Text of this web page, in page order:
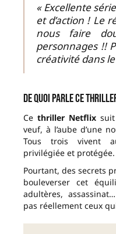
« Excellente
et d’action ! Le
nous faire
personnages !!
créativité dans
De quoi parle ce
Ce thriller Netflix
veuf, à l’aube d’une
Tous trois vivent
privilégiée et protégée.
Pourtant, des secrets
bouleverser cet
adultères,
pas réellement ceux